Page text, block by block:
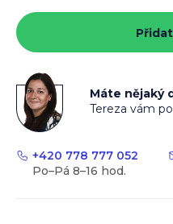
cena:
Máte nějaký
Tereza vám
+420 778 777 052